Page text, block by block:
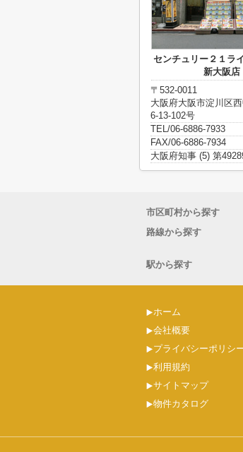
センチュリー２１ラ
新大阪店
〒532-0011
大阪府大阪市淀川区
6-13-102号
TEL/06-6886-7933
FAX/06-6886-7934
大阪府知事 (5) 第
市区町村から探す
路線から探す
駅から探す
ホーム
会社概要
プライバシーポリシ
利用規約
サイトマップ
物件カタログ